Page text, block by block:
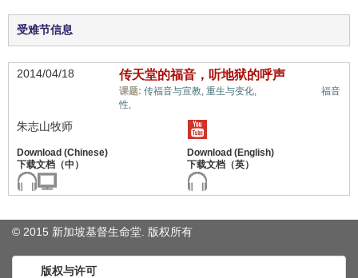
受难节信息
2014/04/18 传天堂的福音，听地狱的呼声
课题: 传福音与宣教, 重生与变化,
福音
性,
朱志山牧师
© 2015 新加坡基督生命堂. 版权所有
版权与许可